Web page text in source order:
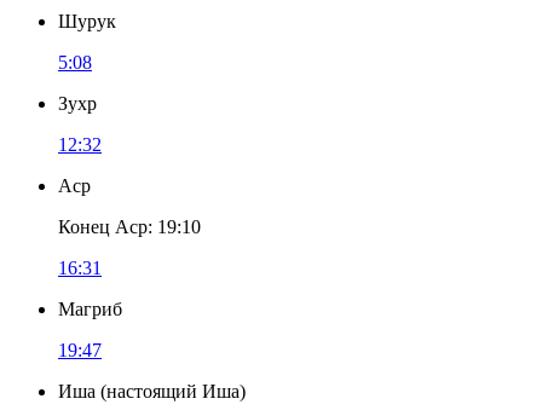
Шурук
5:08
Зухр
12:32
Аср
Конец Аср: 19:10
16:31
Магриб
19:47
Иша (настоящий Иша)